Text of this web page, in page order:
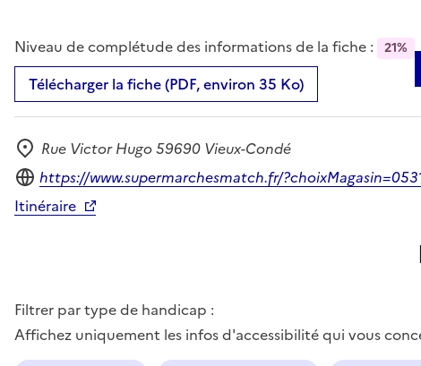
Niveau de complétude des informations de la fiche : 21%
Télécharger la fiche (PDF, environ 35 Ko)
Adresse
Rue Victor Hugo 59690 Vieux-Condé
Site internet
https://www.supermarchesmatch.fr/
Itinéraire
Filtrer par type de handicap :
Affichez uniquement les infos d'accessibilité qui vous